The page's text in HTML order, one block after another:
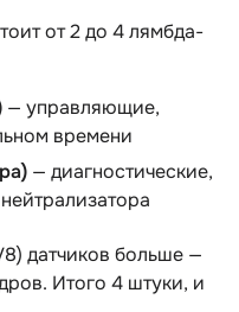
от 2 до 4 лямбда-
— управляющие,
времени
— диагностические,
датчиков больше —
Итого 4 штуки, и